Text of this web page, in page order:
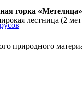
горка «Метелица»
лестница (2
природного